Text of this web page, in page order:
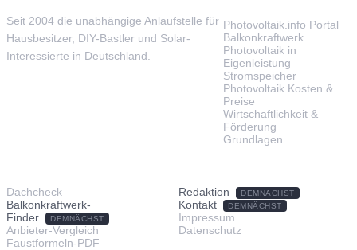
Seit 2004 die unabhängige Anlaufstelle für
Hausbesitzer, DIY-Bastler und Solar-
Interessierte in Deutschland.
Photovoltaik.info Portal
Balkonkraftwerk
Photovoltaik in
Eigenleistung
Stromspeicher
Photovoltaik Kosten &
Preise
Wirtschaftlichkeit &
Förderung
Grundlagen
Dachcheck
Balkonkraftwerk-
Finder
DEMNÄCHST
Anbieter-Vergleich
Faustformeln-PDF
Redaktion DEMNÄCHST
Kontakt DEMNÄCHST
Impressum
Datenschutz